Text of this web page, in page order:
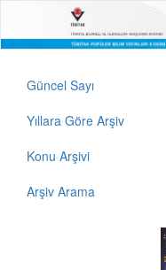
Güncel Sayı
Yıllara Göre Arşiv
Konu Arşivi
Arşiv Arama